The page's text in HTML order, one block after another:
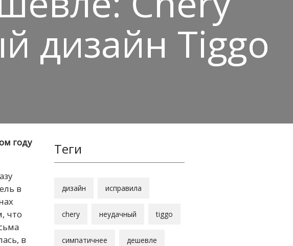
дизайн Tiggo
году
в
что
в
Теги
дизайн исправила
chery неудачный tiggo
симпатичнее дешевле